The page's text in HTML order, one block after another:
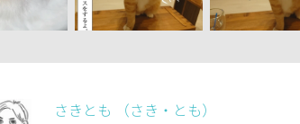
さきとも （さき・とも）